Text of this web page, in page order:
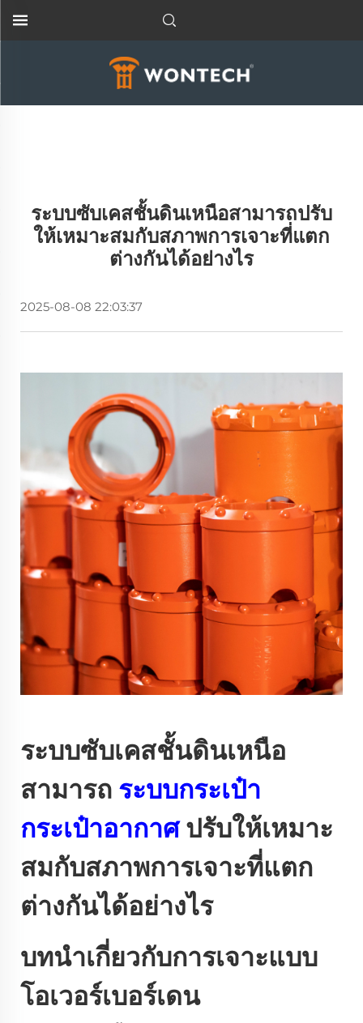
ระบบซับเคสชั้นดินเหนือสามารถปรับ
ให้เหมาะสมกับสภาพการเจาะที่แตก
ต่างกันได้อย่างไร
2025-08-08 22:03:37
ระบบซับเคสชั้นดินเหนือ
สามารถ ระบบกระเป๋า
กระเป๋าอากาศปรับให้เหมาะ
สมกับสภาพการเจาะที่แตก
ต่างกันได้อย่างไร
บทนำเกี่ยวกับการเจาะแบบ
โอเวอร์เบอร์เดน